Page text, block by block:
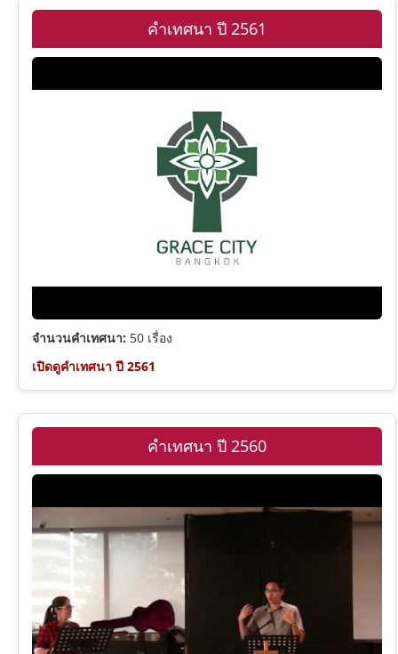
คำเทศนา ปี 2561
จำนวนคำเทศนา: 50 เรื่อง
เปิดดูคำเทศนา ปี 2561
คำเทศนา ปี 2560